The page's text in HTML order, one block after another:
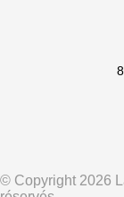
© Copyright 2026